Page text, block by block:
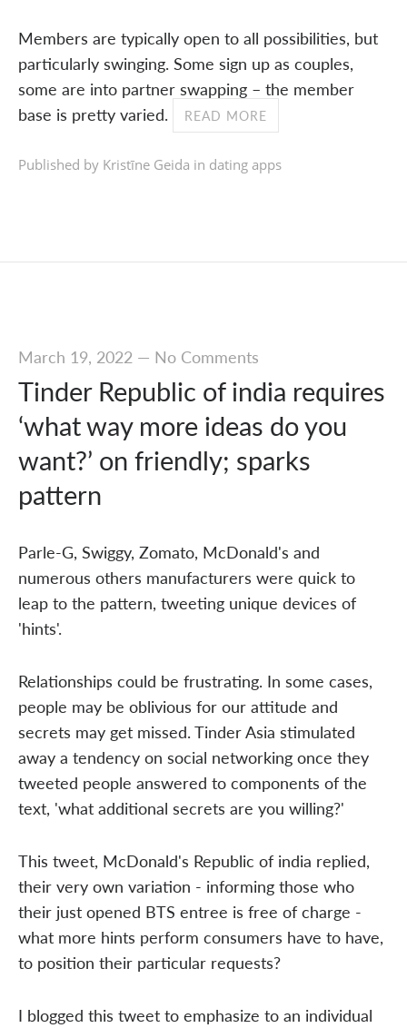
Members are typically open to all possibilities, but
particularly swinging. Some sign up as couples,
some are into partner swapping – the member
base is pretty varied.
READ MORE
Published by Kristīne Geida in dating apps
March 19, 2022— No Comments
Tinder Republic of india requires
‘what way more ideas do you
want?’ on friendly; sparks
pattern
Parle-G, Swiggy, Zomato, McDonald's and
numerous others manufacturers were quick to
leap to the pattern, tweeting unique devices of
'hints'.
Relationships could be frustrating. In some cases,
people may be oblivious for our attitude and
secrets may get missed. Tinder Asia stimulated
away a tendency on social networking once they
tweeted people answered to components of the
text, 'what additional secrets are you willing?'
This tweet, McDonald's Republic of india replied,
their very own variation - informing those who
their just opened BTS entree is free of charge -
what more hints perform consumers have to have,
to position their particular requests?
I blogged this tweet to emphasize to an individual